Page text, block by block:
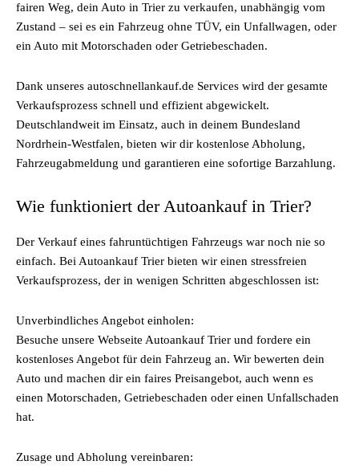
fairen Weg, dein Auto in Trier zu verkaufen, unabhängig vom
Zustand – sei es ein Fahrzeug ohne TÜV, ein Unfallwagen, oder
ein Auto mit Motorschaden oder Getriebeschaden.
Dank unseres autoschnellankauf.de Services wird der gesamte
Verkaufsprozess schnell und effizient abgewickelt.
Deutschlandweit im Einsatz, auch in deinem Bundesland
Nordrhein-Westfalen, bieten wir dir kostenlose Abholung,
Fahrzeugabmeldung und garantieren eine sofortige Barzahlung.
Wie funktioniert der Autoankauf in Trier?
Der Verkauf eines fahruntüchtigen Fahrzeugs war noch nie so
einfach. Bei Autoankauf Trier bieten wir einen stressfreien
Verkaufsprozess, der in wenigen Schritten abgeschlossen ist:
Unverbindliches Angebot einholen:
Besuche unsere Webseite Autoankauf Trier und fordere ein
kostenloses Angebot für dein Fahrzeug an. Wir bewerten dein
Auto und machen dir ein faires Preisangebot, auch wenn es
einen Motorschaden, Getriebeschaden oder einen Unfallschaden
hat.
Zusage und Abholung vereinbaren: